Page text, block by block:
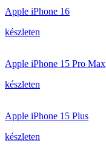
Apple iPhone 16
készleten
Apple iPhone 15 Pro Max
készleten
Apple iPhone 15 Plus
készleten